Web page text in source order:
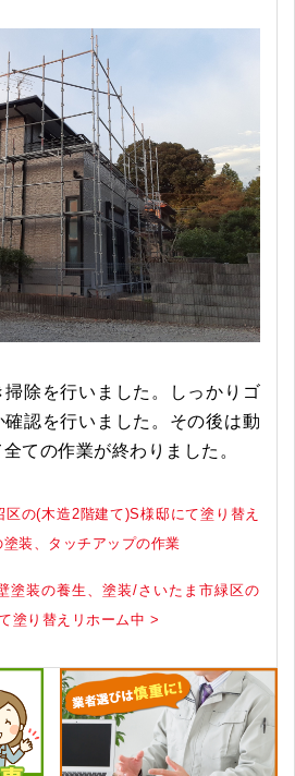
除を行いました。しっかりゴ
確認を行いました。その後は動
ての作業が終わりました。
の(木造2階建て)S様邸にて塗り替え
装、タッチアップの作業
装の養生、塗装/さいたま市緑区の
塗り替えリホーム中 >